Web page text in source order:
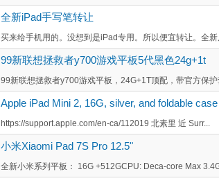
全新iPad手写笔转让
买来给手机用的。没想到是iPad专用。所以便宜转让。全
99新联想拯救者y700游戏平板5代黑色24g+1t
99新联想拯救者y700游戏平板，24G+1T顶配，带官方保护
Apple iPad Mini 2, 16G, silver, and foldable
https://support.apple.com/en-ca/112019 北素里 近 Surr...
小米Xiaomi Pad 7S Pro 12.5"
全新小米系列平板： 16G +512GCPU: Deca-core Max